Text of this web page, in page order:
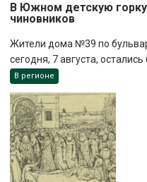
В Южном детскую
чиновников
Жители дома №39 по
сегодня, 7 августа, остались
В регионе